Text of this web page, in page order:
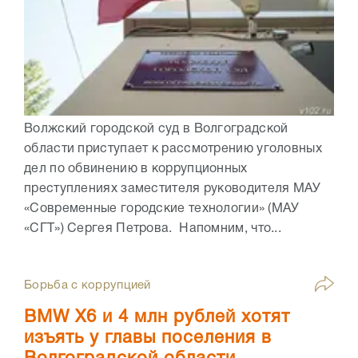
Волжский городской суд в Волгоградской
области приступает к рассмотрению уголовных
дел по обвинению в коррупционных
преступлениях заместителя руководителя МАУ
«Современные городские технологии» (МАУ
«СГТ») Сергея Петрова. Напомним, что...
Борьба с коррупцией
BMW X6 и 4 млн рублей хотят
изъять у главы поселения в